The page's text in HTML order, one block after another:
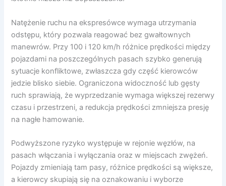
Natężenie ruchu na ekspresówce wymaga utrzymania
odstępu, który pozwala reagować bez gwałtownych
manewrów. Przy 100 i 120 km/h różnice prędkości między
pojazdami na poszczególnych pasach szybko generują
sytuacje konfliktowe, zwłaszcza gdy część kierowców
jedzie blisko siebie. Ograniczona widoczność lub gęsty
ruch sprawiają, że wyprzedzanie wymaga większej rezerwy
czasu i przestrzeni, a redukcja prędkości zmniejsza presję
na nagłe hamowanie.
Podwyższone ryzyko występuje w rejonie węzłów, na
pasach włączania i wyłączania oraz w miejscach zwężeń.
Pojazdy zmieniają tam pasy, różnice prędkości są większe,
a kierowcy skupiają się na oznakowaniu i wyborze